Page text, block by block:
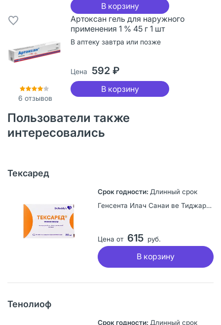
В корзину
6 отзывов
Артоксан гель для наружного
применения 1 % 45 г 1 шт
В аптеку завтра или позже
Цена 592 ₽
В корзину
Пользователи также
интересовались
Тексаред
Длинный срок
Генсента Илач Санаи ве Тиджарeт А.Ш., Турция
Цена от 615 руб.
В корзину
Тенолиоф
Длинный срок